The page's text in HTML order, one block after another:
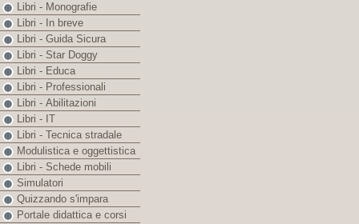
Libri - Monografie
Libri - In breve
Libri - Guida Sicura
Libri - Star Doggy
Libri - Educa
Libri - Professionali
Libri - Abilitazioni
Libri - IT
Libri - Tecnica stradale
Modulistica e oggettistica
Libri - Schede mobili
Simulatori
Quizzando s'impara
Portale didattica e corsi